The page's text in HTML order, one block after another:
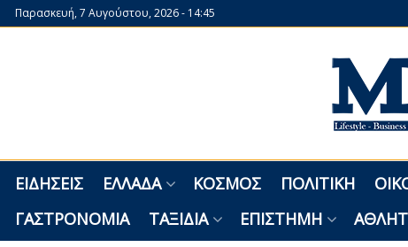
Παρασκευή, 7 Αυγούστου, 2026 - 14:45
ΕΙΔΉΣΕΙΣ ΕΛΛΆΔΑ ΚΌΣΜΟΣ ΠΟΛΙΤΙΚΉ
ΓΑΣΤΡΟΝΟΜΊΑ
ΤΑΞΊΔΙΑ ΕΠΙΣΤΉΜΗ